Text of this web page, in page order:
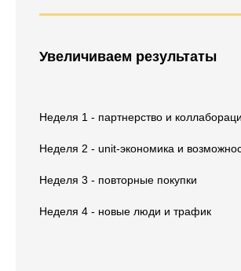
Увеличиваем результаты
Неделя 1 - партнерство и
Неделя 2 - unit-экономика и
Неделя 3 - повторные покупки
Неделя 4 - новые люди и трафик